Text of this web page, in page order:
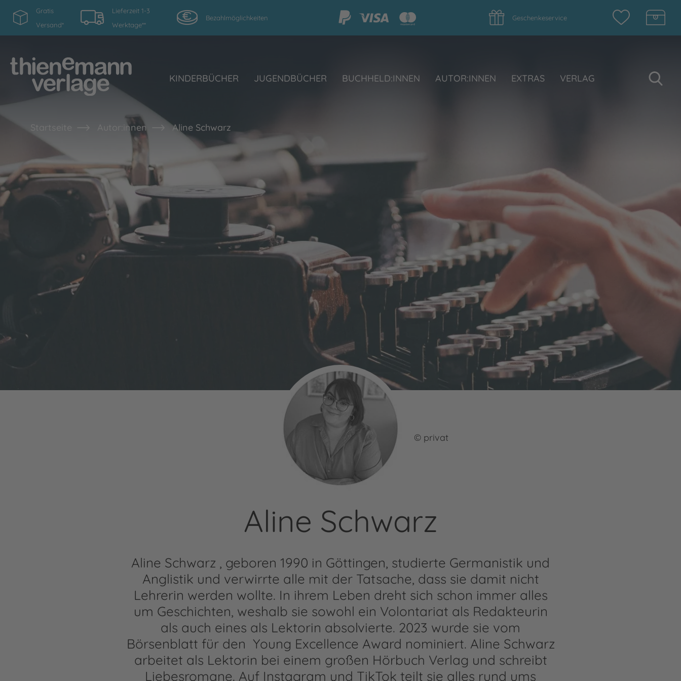
Gratis
Versand*
Lieferzeit 1-3
Werktage**
Bezahlmöglichkeiten Geschenkeservice
KINDERBÜCHER JUGENDBÜCHER BUCHHELD:INNEN AUTOR:INNEN EXTRAS VERLAG
Startseite Autor:innen Aline Schwarz
© privat
Aline Schwarz
Aline Schwarz , geboren 1990 in Göttingen, studierte Germanistik und
Anglistik und verwirrte alle mit der Tatsache, dass sie damit nicht
Lehrerin werden wollte. In ihrem Leben dreht sich schon immer alles
um Geschichten, weshalb sie sowohl ein Volontariat als Redakteurin
als auch eines als Lektorin absolvierte. 2023 wurde sie vom
Börsenblatt für den Young Excellence Award nominiert. Aline Schwarz
arbeitet als Lektorin bei einem großen Hörbuch Verlag und schreibt
Liebesromane. Auf Instagram und TikTok teilt sie alles rund ums